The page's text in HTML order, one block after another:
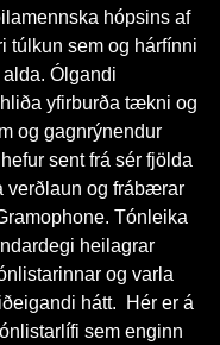
hópsins af
sem og hárfínni
Ólgandi
yfirburða tækni og
og gagnrýnendur
sent frá sér fjölda
verðlaun og frábærar
Tónleika
heilagrar
og varla
hátt. Hér er á
sem enginn